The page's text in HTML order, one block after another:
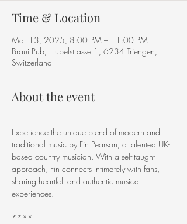
Time & Location
Mar 13, 2025, 8:00 PM – 11:00 PM
Braui Pub, Hubelstrasse 1, 6234 Triengen,
Switzerland
About the event
Experience the unique blend of modern and
traditional music by Fin Pearson, a talented UK-
based country musician. With a self-taught
approach, Fin connects intimately with fans,
sharing heartfelt and authentic musical
experiences.
****